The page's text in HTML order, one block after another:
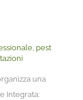
, pest
una
Integrata: